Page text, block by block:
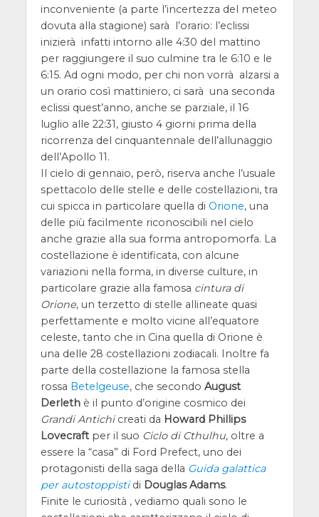
inconveniente (a parte l’incertezza del meteo
dovuta alla stagione) sarà l’orario: l’eclissi
inizierà infatti intorno alle 4:30 del mattino
per raggiungere il suo culmine tra le 6:10 e le
6:15. Ad ogni modo, per chi non vorrà alzarsi a
un orario così mattiniero, ci sarà una seconda
eclissi quest’anno, anche se parziale, il 16
luglio alle 22:31, giusto 4 giorni prima della
ricorrenza del cinquantennale dell’allunaggio
dell’Apollo 11.
Il cielo di gennaio, però, riserva anche l’usuale
spettacolo delle stelle e delle costellazioni, tra
cui spicca in particolare quella di Orione, una
delle più facilmente riconoscibili nel cielo
anche grazie alla sua forma antropomorfa. La
costellazione è identificata, con alcune
variazioni nella forma, in diverse culture, in
particolare grazie alla famosa cintura di
Orione, un terzetto di stelle allineate quasi
perfettamente e molto vicine all’equatore
celeste, tanto che in Cina quella di Orione è
una delle 28 costellazioni zodiacali. Inoltre fa
parte della costellazione la famosa stella
rossa Betelgeuse, che secondo August
Derlethè il punto d’origine cosmico dei
Grandi Antichicreati da Howard Phillips
Lovecraftper il suo Ciclo di Cthulhu, oltre a
essere la “casa” di Ford Prefect, uno dei
protagonisti della saga della Guida galattica
per autostoppistidi Douglas Adams.
Finite le curiosità , vediamo quali sono le